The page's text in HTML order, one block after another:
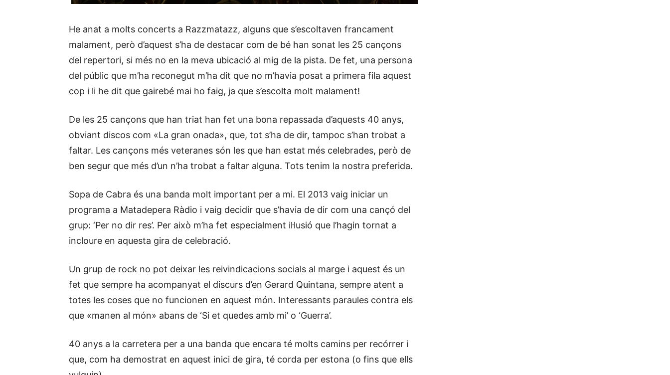
He anat a molts concerts a Razzmatazz, alguns que s’escoltaven francament
malament, però d’aquest s’ha de destacar com de bé han sonat les 25 cançons
del repertori, si més no en la meva ubicació al mig de la pista. De fet, una persona
del públic que m’ha reconegut m’ha dit que no m’havia posat a primera fila aquest
cop i li he dit que gairebé mai ho faig, ja que s’escolta molt malament!
De les 25 cançons que han triat han fet una bona repassada d’aquests 40 anys,
obviant discos com «La gran onada», que, tot s’ha de dir, tampoc s’han trobat a
faltar. Les cançons més veteranes són les que han estat més celebrades, però de
ben segur que més d’un n’ha trobat a faltar alguna. Tots tenim la nostra preferida.
Sopa de Cabra és una banda molt important per a mi. El 2013 vaig iniciar un
programa a Matadepera Ràdio i vaig decidir que s’havia de dir com una cançó del
grup: ‘Per no dir res’. Per això m’ha fet especialment il·lusió que l’hagin tornat a
incloure en aquesta gira de celebració.
Un grup de rock no pot deixar les reivindicacions socials al marge i aquest és un
fet que sempre ha acompanyat el discurs d’en Gerard Quintana, sempre atent a
totes les coses que no funcionen en aquest món. Interessants paraules contra els
que «manen al món» abans de ‘Si et quedes amb mi’ o ‘Guerra’.
40 anys a la carretera per a una banda que encara té molts camins per recórrer i
que, com ha demostrat en aquest inici de gira, té corda per estona (o fins que ells